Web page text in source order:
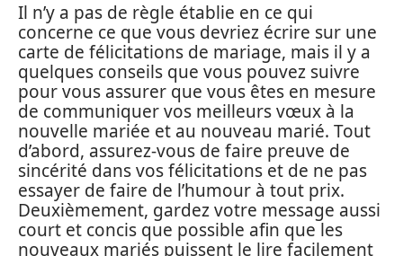
Il n’y a pas de règle établie en ce qui
concerne ce que vous devriez écrire sur une
carte de félicitations de mariage, mais il y a
quelques conseils que vous pouvez suivre
pour vous assurer que vous êtes en mesure
de communiquer vos meilleurs vœux à la
nouvelle mariée et au nouveau marié. Tout
d’abord, assurez-vous de faire preuve de
sincérité dans vos félicitations et de ne pas
essayer de faire de l’humour à tout prix.
Deuxièmement, gardez votre message aussi
court et concis que possible afin que les
nouveaux mariés puissent le lire facilement